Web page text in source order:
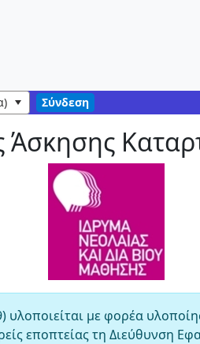
Σύνδεση
υλοποιείται με φορέα
εποπτείας τη Διεύθυνση